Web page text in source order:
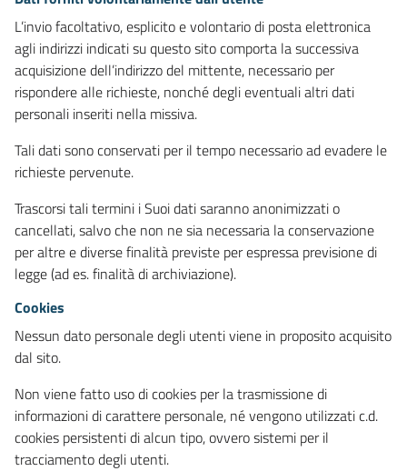
L’invio facoltativo, esplicito e volontario di posta elettronica
agli indirizzi indicati su questo sito comporta la successiva
acquisizione dell’indirizzo del mittente, necessario per
rispondere alle richieste, nonché degli eventuali altri dati
personali inseriti nella missiva.
Tali dati sono conservati per il tempo necessario ad evadere le
richieste pervenute.
Trascorsi tali termini i Suoi dati saranno anonimizzati o
cancellati, salvo che non ne sia necessaria la conservazione
per altre e diverse finalità previste per espressa previsione di
legge (ad es. finalità di archiviazione).
Cookies
Nessun dato personale degli utenti viene in proposito acquisito
dal sito.
Non viene fatto uso di cookies per la trasmissione di
informazioni di carattere personale, né vengono utilizzati c.d.
cookies persistenti di alcun tipo, ovvero sistemi per il
tracciamento degli utenti.